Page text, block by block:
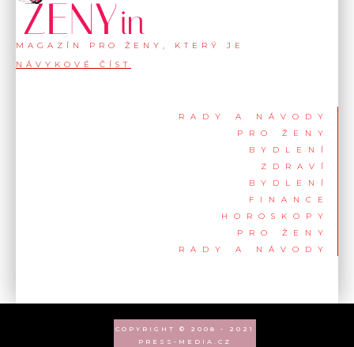
MAGAZÍN PRO ŽENY, KTERÝ JE
NÁVYKOVÉ ČÍST
RADY A NÁVODY
PRO ŽENY
BYDLENÍ
ZDRAVÍ
BYDLENÍ
FINANCE
HOROSKOPY
PRO ŽENY
RADY A NÁVODY
COPYRIGHT © 2008 - 2021
PRESS-MEDIA.CZ